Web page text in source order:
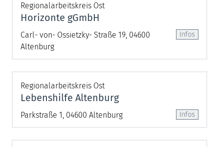
Regionalarbeitskreis Ost
Horizonte gGmbH
Carl- von- Ossietzky- Straße 19, 04600
Altenburg
Regionalarbeitskreis Ost
Lebenshilfe Altenburg
Parkstraße 1, 04600 Altenburg